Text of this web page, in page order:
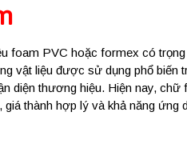
foam PVC hoặc formex có trọng
vật liệu được sử dụng phổ biến
diện thương hiệu. Hiện nay, chữ
thành hợp lý và khả năng ứng